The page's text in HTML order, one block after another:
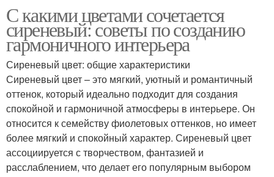
С какими цветами сочетается
сиреневый: советы по созданию
гармоничного интерьера
Сиреневый цвет: общие характеристики
Сиреневый цвет – это мягкий, уютный и романтичный
оттенок, который идеально подходит для создания
спокойной и гармоничной атмосферы в интерьере. Он
относится к семейству фиолетовых оттенков, но имеет
более мягкий и спокойный характер. Сиреневый цвет
ассоциируется с творчеством, фантазией и
расслаблением, что делает его популярным выбором